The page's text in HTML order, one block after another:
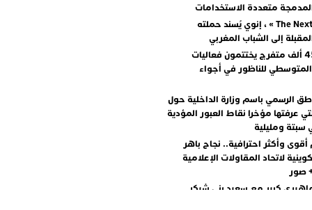
متعددة الاستخدامات
مع « The Next Ad » ، إنوي يُسند حملته
إلى الشباب المغربي
أكثر من 45 ألف متفرج يختتمون فعاليات
المتوسطي للناظور في أجواء
الرسمي باسم وزارة الداخلية حول
عرفتها مؤخرا نقاط العبور المؤدية
سبتة ومليلية
أقوى وأكثر احترافية.. نجاح باهر
لاتحاد المقاولات الإعلامية
+ صور
كبير مع سعيد بني شيكر